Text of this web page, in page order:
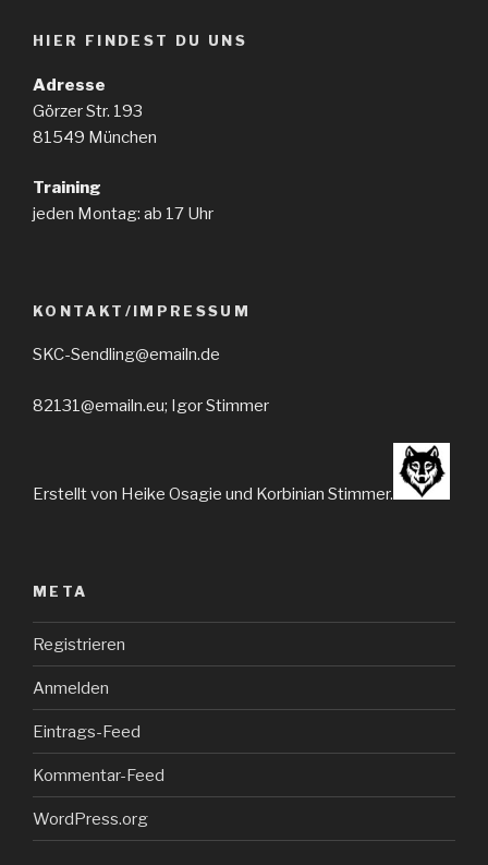
HIER FINDEST DU UNS
Adresse
Görzer Str. 193
81549 München
Training
jeden Montag: ab 17 Uhr
KONTAKT/IMPRESSUM
SKC-Sendling@emailn.de
82131@emailn.eu; Igor Stimmer
Erstellt von Heike Osagie und Korbinian Stimmer.
META
Registrieren
Anmelden
Eintrags-Feed
Kommentar-Feed
WordPress.org